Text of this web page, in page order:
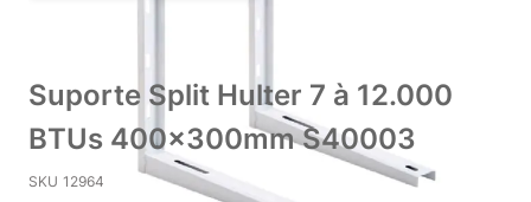
Suporte Split Hulter 7 à 12.000
BTUs 400x300mm S40003
SKU 12964